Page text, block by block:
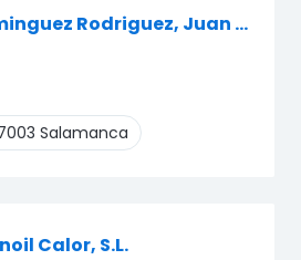
Dominguez Rodriguez, Juan Agustin
Salamanca
Calor, S.L.